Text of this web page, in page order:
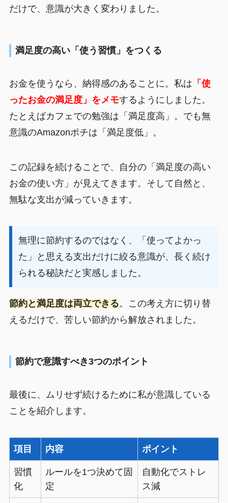
だけで、意識が大きく変わりました。
満足度の高い「使う習慣」をつくる
お金を使うなら、納得感のあることに。私は 「使
ったお金の満足度」をメモするようにしました。
たとえばカフェでの勉強は「満足度高」。でも無
意識のAmazonポチは「満足度低」。
この記録を続けることで、自分の「満足度の高い
お金の使い方」が見えてきます。そして自然と、
無駄な支出が減っていきます。
無理に節約するのではなく、「使ってよかっ
た」と思える支出だけに絞る意識が、長く続け
られる秘訣だと実感しました。
節約と満足度は両立できる。この考え方に切り替
えるだけで、苦しい節約から解放されました。
節約で意識すべき3つのポイント
最後に、ムリせず続けるために私が意識している
ことを紹介します。
項目 内容 ポイント
習慣
化
ルールを1つ決めて固
定
自動化でストレ
ス減